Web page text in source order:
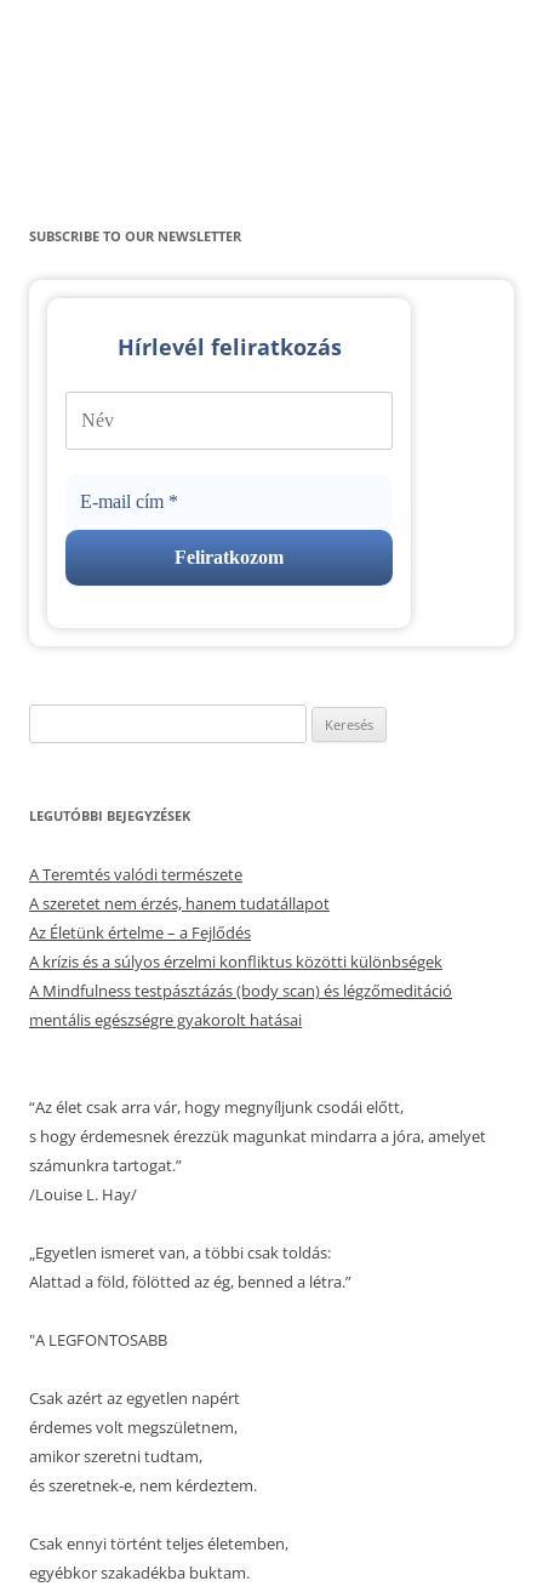
SUBSCRIBE TO OUR NEWSLETTER
Hírlevél feliratkozás
LEGUTÓBBI BEJEGYZÉSEK
A Teremtés valódi természete
A szeretet nem érzés, hanem tudatállapot
Az Életünk értelme – a Fejlődés
A krízis és a súlyos érzelmi konfliktus közötti különbségek
A Mindfulness testpásztázás (body scan) és légzőmeditáció
mentális egészségre gyakorolt hatásai
“Az élet csak arra vár, hogy megnyíljunk csodái előtt,
s hogy érdemesnek érezzük magunkat mindarra a jóra, amelyet
számunkra tartogat.”
/Louise L. Hay/
„Egyetlen ismeret van, a többi csak toldás:
Alattad a föld, fölötted az ég, benned a létra.”
"A LEGFONTOSABB
Csak azért az egyetlen napért
érdemes volt megszületnem,
amikor szeretni tudtam,
és szeretnek-e, nem kérdeztem.
Csak ennyi történt teljes életemben,
egyébkor szakadékba buktam.